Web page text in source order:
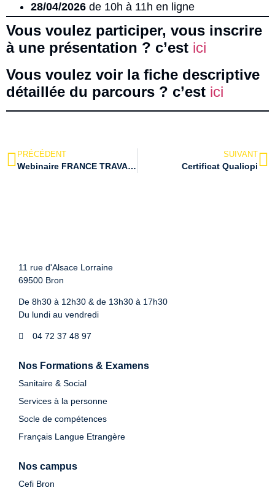
28/04/2026 de 10h à 11h en ligne
Vous voulez participer, vous inscrire
à une présentation ? c’est ici
Vous voulez voir la fiche descriptive
détaillée du parcours ? c’est ici
PRÉCÉDENT
Webinaire FRANCE TRAVAIL et CEFI
SUIVANT
Certificat Qualiopi
11 rue d'Alsace Lorraine
69500 Bron
De 8h30 à 12h30 & de 13h30 à 17h30
Du lundi au vendredi
04 72 37 48 97
Nos Formations & Examens
Sanitaire & Social
Services à la personne
Socle de compétences
Français Langue Etrangère
Nos campus
Cefi Bron